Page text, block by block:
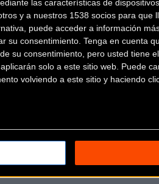
las características de
y a nuestros 1538 socios para que
puede acceder a información
su consentimiento. Tenga en cuenta
su consentimiento, pero usted tiene
solo a este sitio web. Puede
volviendo a este sitio y haciendo
TENA CICLISME
Mañé Y Flaquer, 2
Barcelona
Lluis Vives 15B
Sabadell
FARICLE